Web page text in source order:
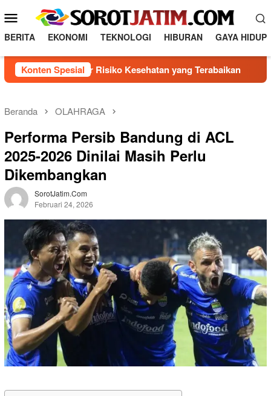
o
a
e
e
u
M
b
l
e
BERITA EKONOMI TEKNOLOGI HIBURAN GAYA HIDUP
Konten Spesial
5 Faktor Risiko Kesehatan yang Terabaikan Direksi
Beranda OLAHRAGA
Performa Persib Bandung di ACL
2025-2026 Dinilai Masih Perlu
Dikembangkan
SorotJatim.com
Februari 24, 2026